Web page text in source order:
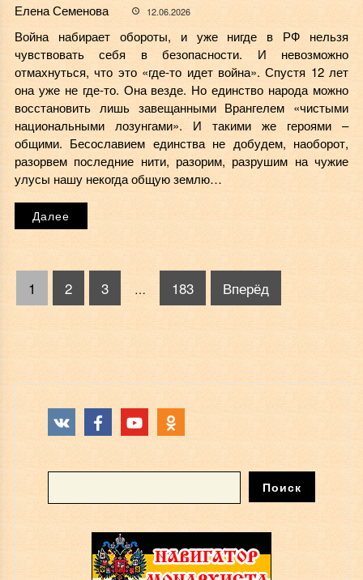
Елена Семенова 12.06.2026
Война набирает обороты, и уже нигде в РФ нельзя
чувствовать себя в безопасности. И невозможно
отмахнуться, что это «где-то идет война». Спустя 12 лет
она уже не где-то. Она везде. Но единство народа можно
восстановить лишь завещанными Врангелем «чистыми
национальными лозунгами». И такими же героями –
общими. Бесославием единства не добудем, наоборот,
разорвем последние нити, разорим, разрушим на чужие
улусы нашу некогда общую землю…
Далее
1 2 3 … 183 Вперёд